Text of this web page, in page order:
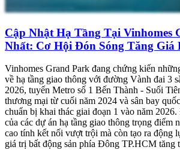
Cập Nhật Hạ Tầng Tại Vinhomes
Nhất: Cơ Hội Đón Sóng Tăng Giá
Vinhomes Grand Park đang chứng kiến
về hạ tầng giao thông với đường Vành đai 3
2026, tuyến Metro số 1 Bến Thành - Suối
thương mại từ cuối năm 2024 và sân bay
chuẩn bị khai thác giai đoạn 1 vào năm
của các dự án hạ tầng giao thông trọng điểm
cao tính kết nối vượt trội mà còn tạo ra động
giá trị bất động sản phía Đông TP.HCM tăng